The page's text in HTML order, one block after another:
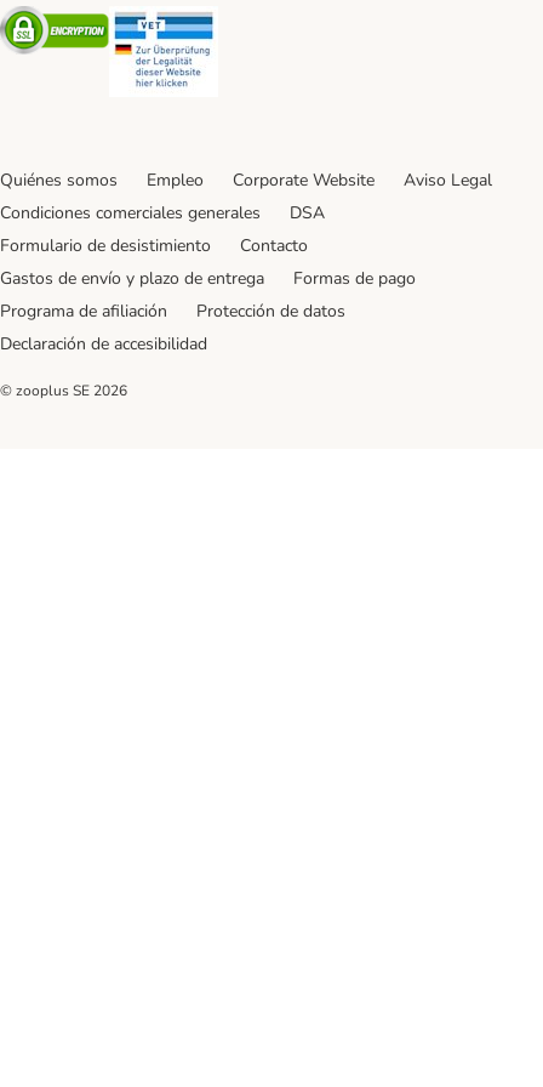
Security
Quiénes somos Empleo Corporate Website
Aviso Legal
Condiciones comerciales generales
DSA
Formulario de desistimiento
Contacto
Gastos de envío y plazo de entrega
Formas de pago
Programa de afiliación
Protección de datos
Declaración de accesibilidad
© zooplus SE 2026